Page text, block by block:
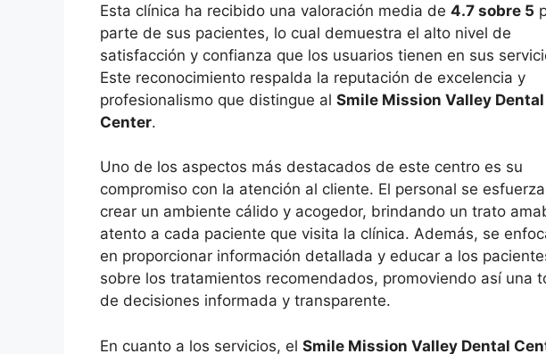
Esta clínica ha recibido una valoración media de 4.7 sobre 5
parte de sus pacientes, lo cual demuestra el alto nivel de
satisfacción y confianza que los usuarios tienen en sus
Este reconocimiento respalda la reputación de excelencia y
profesionalismo que distingue al Smile Mission Valley Dental
Center.
Uno de los aspectos más destacados de este centro es su
compromiso con la atención al cliente. El personal se
crear un ambiente cálido y acogedor, brindando un trato
atento a cada paciente que visita la clínica. Además, se
en proporcionar información detallada y educar a los
sobre los tratamientos recomendados, promoviendo así una
de decisiones informada y transparente.
En cuanto a los servicios, el Smile Mission Valley Dental